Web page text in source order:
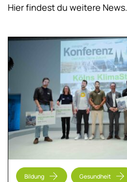
Hier findest du weitere News.
Bildung Gesundheit